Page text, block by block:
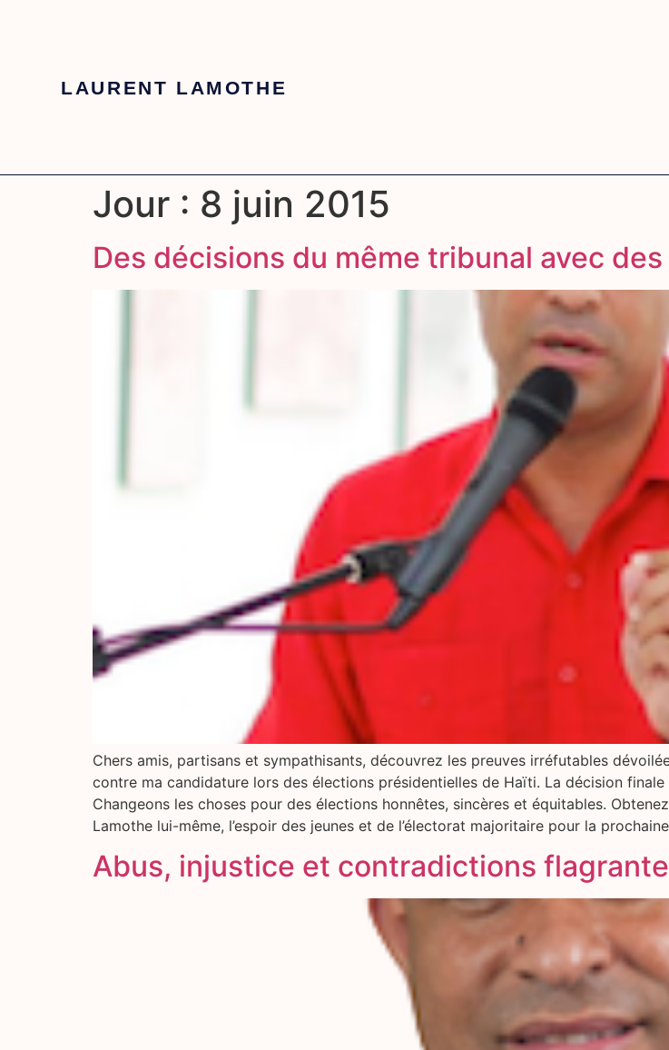
LAURENT LAMOTHE
Jour : 8 juin 2015
Des décisions du même tribunal avec
Chers amis, partisans et sympathisants, découvrez les preuves irréfutables
contre ma candidature lors des élections présidentielles de Haïti. La décision
Changeons les choses pour des élections honnêtes, sincères et équitables.
Lamothe lui-même, l’espoir des jeunes et de l’électorat majoritaire pour la
Abus, injustice et contradictions